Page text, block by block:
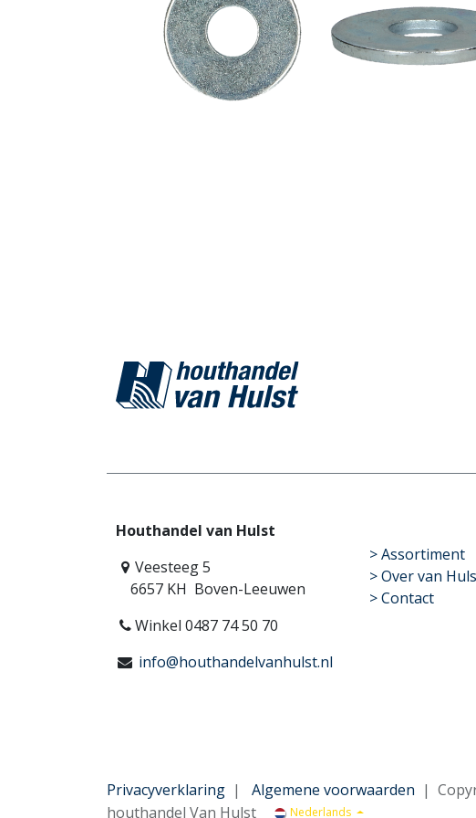
Houthandel van Hulst
Veesteeg 5
6657 KH Boven-Leeuwen
Winkel 0487 74 50 70
info@houthandelvanhulst.nl
​>Assortiment
> Over van
> Contact
Privacyverklaring | Algemene voorwaarden |
houthandel Van Hulst
Nederlands